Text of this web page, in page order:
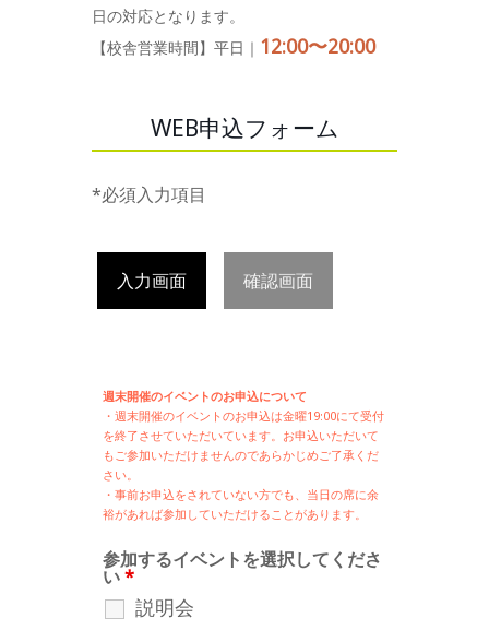
日の対応となります。
【校舎営業時間】平日｜ 12:00〜20:00
WEB申込フォーム
*必須入力項目
入力画面 確認画面
週末開催のイベントのお申込について
・週末開催のイベントのお申込は金曜19:00にて受付
を終了させていただいています。お申込いただいて
もご参加いただけませんのであらかじめご了承くだ
さい。
・事前お申込をされていない方でも、当日の席に余
裕があれば参加していただけることがあります。
参加するイベントを選択してくださ
い*
説明会